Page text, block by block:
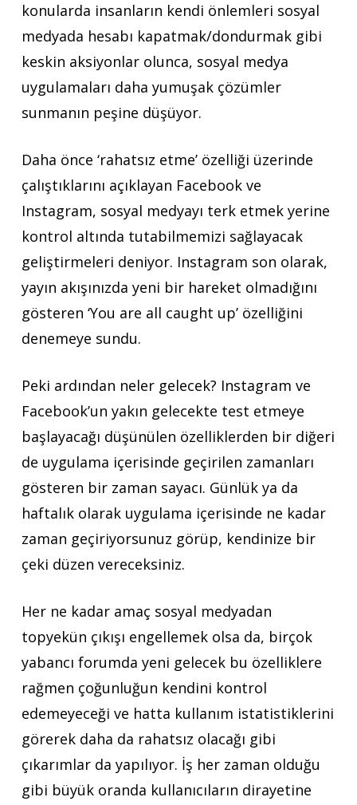
konularda insanların kendi önlemleri sosyal
medyada hesabı kapatmak/dondurmak gibi
keskin aksiyonlar olunca, sosyal medya
uygulamaları daha yumuşak çözümler
sunmanın peşine düşüyor.
Daha önce ‘rahatsız etme’ özelliği üzerinde
çalıştıklarını açıklayan Facebook ve
Instagram, sosyal medyayı terk etmek yerine
kontrol altında tutabilmemizi sağlayacak
geliştirmeleri deniyor. Instagram son olarak,
yayın akışınızda yeni bir hareket olmadığını
gösteren ‘You are all caught up’ özelliğini
denemeye sundu.
Peki ardından neler gelecek? Instagram ve
Facebook’un yakın gelecekte test etmeye
başlayacağı düşünülen özelliklerden bir diğeri
de uygulama içerisinde geçirilen zamanları
gösteren bir zaman sayacı. Günlük ya da
haftalık olarak uygulama içerisinde ne kadar
zaman geçiriyorsunuz görüp, kendinize bir
çeki düzen vereceksiniz.
Her ne kadar amaç sosyal medyadan
topyekün çıkışı engellemek olsa da, birçok
yabancı forumda yeni gelecek bu özelliklere
rağmen çoğunluğun kendini kontrol
edemeyeceği ve hatta kullanım istatistiklerini
görerek daha da rahatsız olacağı gibi
çıkarımlar da yapılıyor. İş her zaman olduğu
gibi büyük oranda kullanıcıların dirayetine